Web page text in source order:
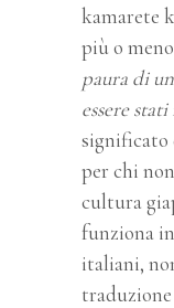
kamarete
più o
paura di
essere
significato
per chi
cultura
funziona
italiani,
traduzione